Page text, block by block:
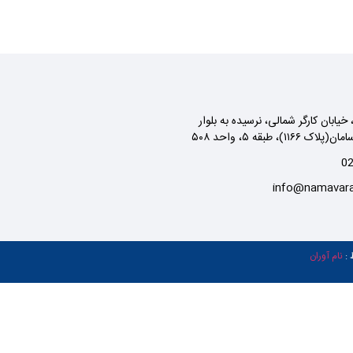
کارگر شمالی، نرسیده به بلوار
طبقه ۵، واحد ۵۰۸
نام آوران